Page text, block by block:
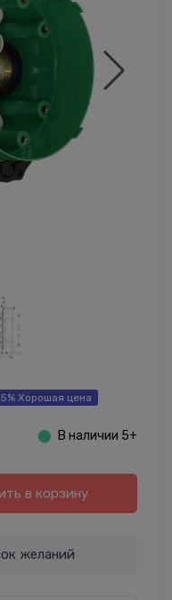
Хорошая цена
⬤ В наличии 5+
в корзину
желаний